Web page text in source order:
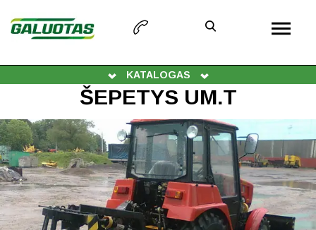
KATALOGAS
ŠEPETYS UM.T